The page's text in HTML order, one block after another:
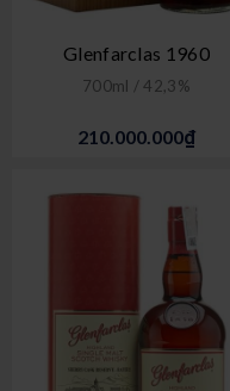
Glenfarclas 1960
700ml / 42,3%
210.000.000₫